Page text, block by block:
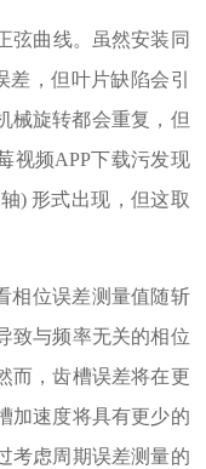
曲线。虽然安装同
，但叶片缺陷会引
转都会重复，但
莓视频APP下载污发现
形式出现，但这取
相位误差测量值随斩
致与频率无关的相位
，齿槽误差将在更
加速度将具有更少的
过考虑周期误差测量的